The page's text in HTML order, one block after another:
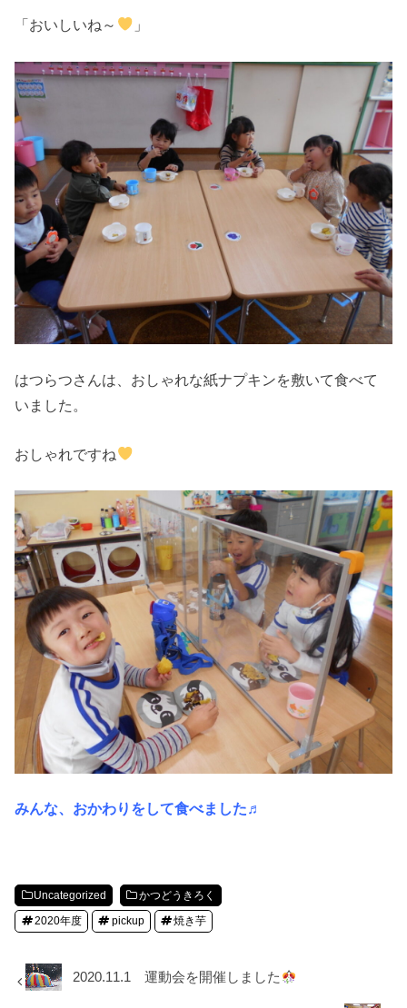
「おいしいね～ 」
はつらつさんは、おしゃれな紙ナプキンを敷いて食べて
いました。
おしゃれですね
みんな、おかわりをして食べました♬
Uncategorized かつどうきろく
2020年度 pickup 焼き芋
2020.11.1 運動会を開催しました